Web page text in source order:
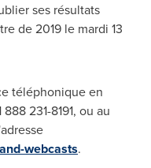
ses résultats
de 2019 le mardi 13
téléphonique en
231-8191, ou au
webcasts.